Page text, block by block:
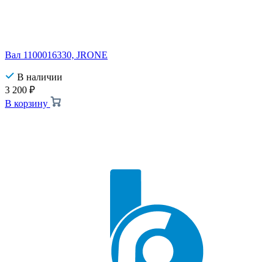
Вал 1100016330, JRONE
В наличии
3 200 ₽
В корзину